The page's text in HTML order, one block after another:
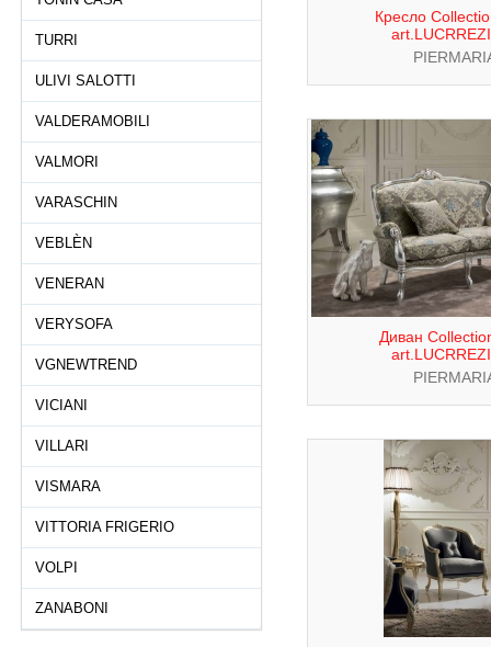
TURRI
ULIVI SALOTTI
VALDERAMOBILI
VALMORI
VARASCHIN
VEBLÈN
VENERAN
VERYSOFA
VGNEWTREND
VICIANI
VILLARI
VISMARA
VITTORIA FRIGERIO
VOLPI
ZANABONI
Кресло
Диван